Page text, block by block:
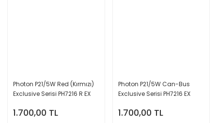
Photon P21/5W Red (Kırmızı)
Exclusive Serisi PH7216 R EX
1.700,00 TL
Photon P21/5W Can-Bus
Exclusive Serisi PH7216 EX
1.700,00 TL